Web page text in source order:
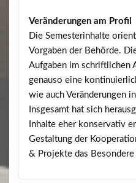
Veränderungen am Profil
Die Semesterinhalte
Vorgaben der Behörde.
Aufgaben im schriftlichen
genauso eine
wie auch Veränderungen
Insgesamt hat sich
Inhalte eher konservativ
Gestaltung der
& Projekte das